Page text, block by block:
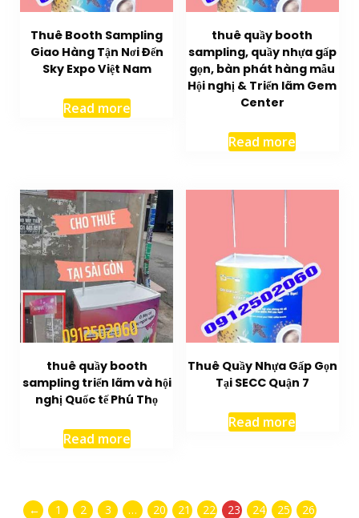
Thuê Booth Sampling
Giao Hàng Tận Nơi Đến
Sky Expo Việt Nam
Read more
thuê quầy booth
sampling, quầy nhựa gấp
gọn, bàn phát hàng mẫu
Hội nghị & Triển lãm Gem
Center
Read more
thuê quầy booth
sampling triển lãm và hội
nghị Quốc tế Phú Thọ
Read more
Thuê Quầy Nhựa Gấp Gọn
Tại SECC Quận 7
Read more
← 1 2 3 … 20 21 22 23 24 25
26